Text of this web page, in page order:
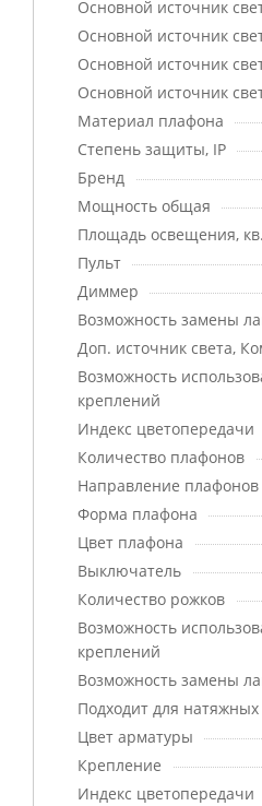
Основной источник
Основной источник
Основной источник
Основной источник
Материал плафона
Степень защиты, IP
Бренд
Мощность общая
Площадь освещения,
Пульт
Диммер
Возможность замены
Доп. источник света,
Возможность
креплений
Индекс цветопередачи
Количество плафонов
Направление плафонов
Форма плафона
Цвет плафона
Выключатель
Количество рожков
Возможность
креплений
Возможность замены
Подходит для натяжных
Цвет арматуры
Крепление
Индекс цветопередачи